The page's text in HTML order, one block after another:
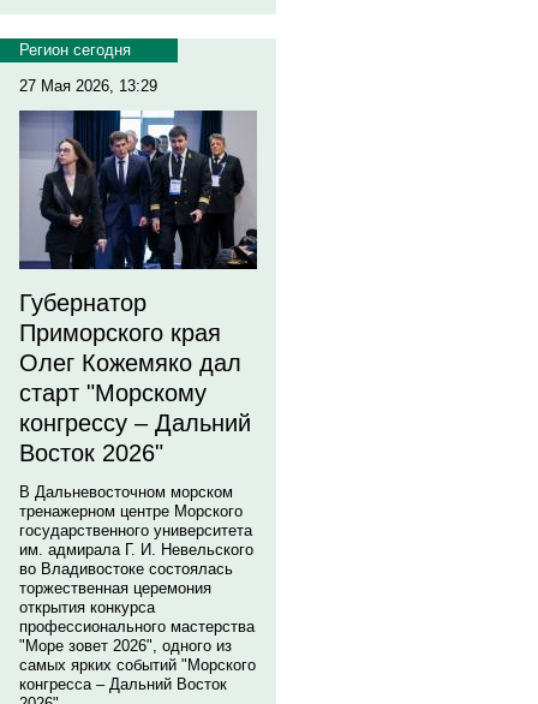
Регион сегодня
27 Мая 2026, 13:29
Губернатор
Приморского края
Олег Кожемяко дал
старт "Морскому
конгрессу – Дальний
Восток 2026"
В Дальневосточном морском
тренажерном центре Морского
государственного университета
им. адмирала Г. И. Невельского
во Владивостоке состоялась
торжественная церемония
открытия конкурса
профессионального мастерства
"Море зовет 2026", одного из
самых ярких событий "Морского
конгресса – Дальний Восток